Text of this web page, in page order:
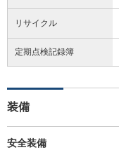
リサイクル
定期点検記録簿
装備
安全装備